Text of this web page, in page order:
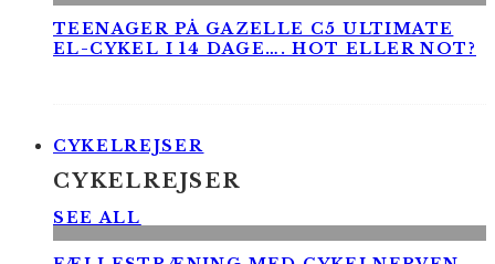
TEENAGER PÅ GAZELLE C5 ULTIMATE
EL-CYKEL I 14 DAGE…. HOT ELLER NOT?
CYKELREJSER
CYKELREJSER
SEE ALL